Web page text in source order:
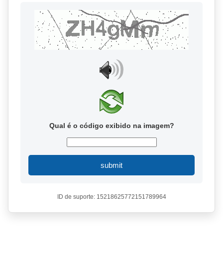
Qual é o código exibido na imagem?
submit
ID de suporte: 15218625772151789964